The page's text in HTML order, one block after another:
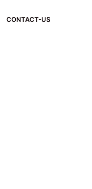
CONTACT-US